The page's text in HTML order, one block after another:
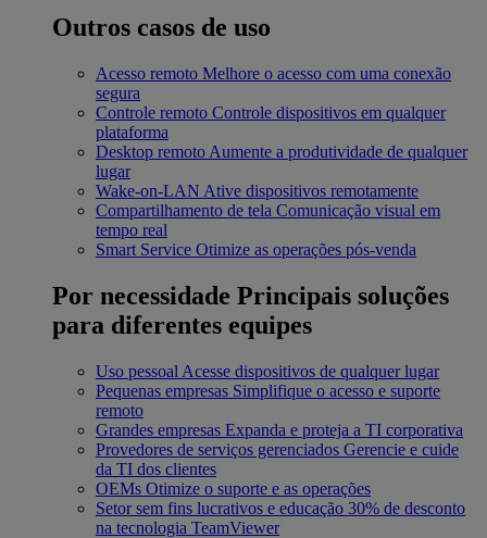
Outros casos de uso
Acesso remoto Melhore o acesso com uma conexão
segura
Controle remoto Controle dispositivos em qualquer
plataforma
Desktop remoto Aumente a produtividade de qualquer
lugar
Wake-on-LAN Ative dispositivos remotamente
Compartilhamento de tela Comunicação visual em
tempo real
Smart Service Otimize as operações pós-venda
Por necessidade Principais soluções
para diferentes equipes
Uso pessoal Acesse dispositivos de qualquer lugar
Pequenas empresas Simplifique o acesso e suporte
remoto
Grandes empresas Expanda e proteja a TI corporativa
Provedores de serviços gerenciados Gerencie e cuide
da TI dos clientes
OEMs Otimize o suporte e as operações
Setor sem fins lucrativos e educação 30% de desconto
na tecnologia TeamViewer